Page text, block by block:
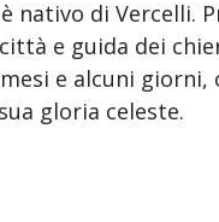
nativo di Vercelli.
e guida dei
e alcuni
gloria celeste.